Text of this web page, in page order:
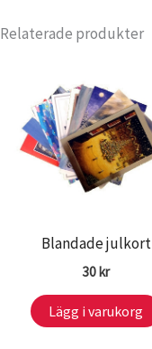
Relaterade produkter
Blandade julkort
30 kr
Lägg i varukorg